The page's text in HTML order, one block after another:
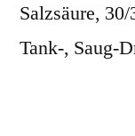
Salzsäure,
Tank-, Saug-